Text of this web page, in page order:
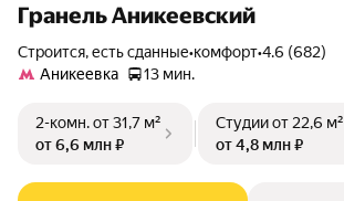
Гранель Аникеевский
Строится, есть сданные•комфорт•4.6 (682)
Аникеевка
13 мин.
2-комн.от 31,7 м²
от 6,6 млн ₽
Студииот 22,6 м²
от 4,8 млн ₽